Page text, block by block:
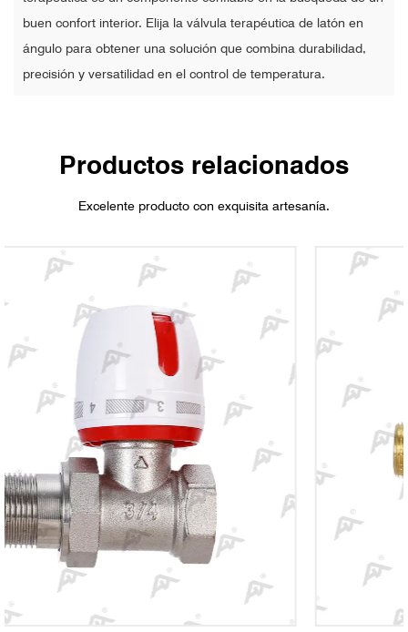
buen confort interior. Elija la válvula terapéutica de latón en
ángulo para obtener una solución que combina durabilidad,
precisión y versatilidad en el control de temperatura.
Productos relacionados
Excelente producto con exquisita artesanía.